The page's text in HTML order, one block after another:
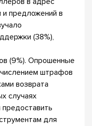
предложений в
(38%),
(9%). Опрошенные
штрафов
возврата
случаях
для